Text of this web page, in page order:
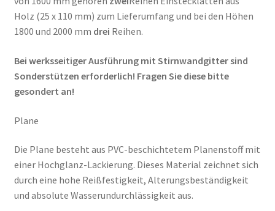
Holz (25 x 110 mm) zum Lieferumfang und bei den Höhen
1800 und 2000 mm drei Reihen.
Bei werksseitiger Ausführung mit Stirnwandgitter sind
Sonderstützen erforderlich! Fragen Sie diese bitte
gesondert an!
Plane
Die Plane besteht aus PVC-beschichtetem Planenstoff mit
einer Hochglanz-Lackierung. Dieses Material zeichnet sich
durch eine hohe Reißfestigkeit, Alterungsbeständigkeit
und absolute Wasserundurchlässigkeit aus.